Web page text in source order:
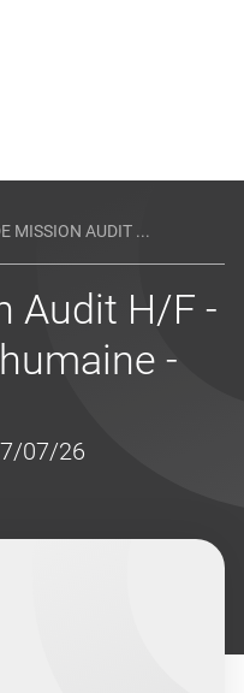
MISSION AUDIT ...
Audit H/F -
-
07/26